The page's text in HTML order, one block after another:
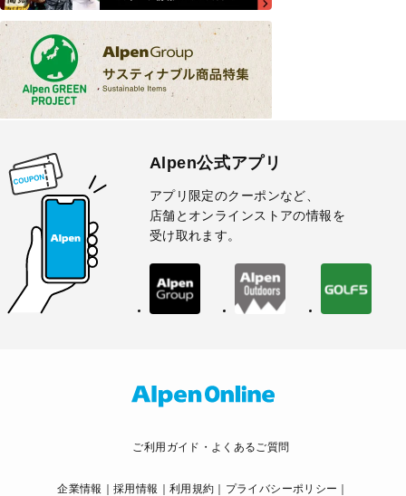
Alpen公式アプリ
アプリ限定のクーポンなど、
店舗とオンラインストアの情報を
受け取れます。
ご利用ガイド・よくあるご質問
企業情報 採用情報 利用規約
プライバシーポリシー